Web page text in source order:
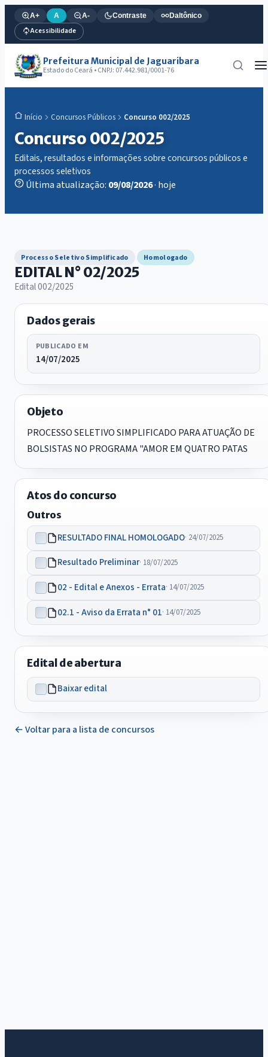
A+ A A- Contraste Daltônico
Acessibilidade
Prefeitura Municipal de Jaguaribara
Estado do Ceará • CNPJ: 07.442.981/0001-76
Início Concursos Públicos Concurso 002/2025
Concurso 002/2025
Editais, resultados e informações sobre concursos públicos e
processos seletivos
Última atualização: 09/08/2026· hoje
Processo Seletivo Simplificado Homologado
EDITAL N° 02/2025
Edital 002/2025
Dados gerais
PUBLICADO EM
14/07/2025
Objeto
PROCESSO SELETIVO SIMPLIFICADO PARA ATUAÇÃO DE
BOLSISTAS NO PROGRAMA "AMOR EM QUATRO PATAS
Atos do concurso
Outros
RESULTADO FINAL HOMOLOGADO· 24/07/2025
Resultado Preliminar· 18/07/2025
02 - Edital e Anexos - Errata· 14/07/2025
02.1 - Aviso da Errata n° 01· 14/07/2025
Edital de abertura
Baixar edital
← Voltar para a lista de concursos